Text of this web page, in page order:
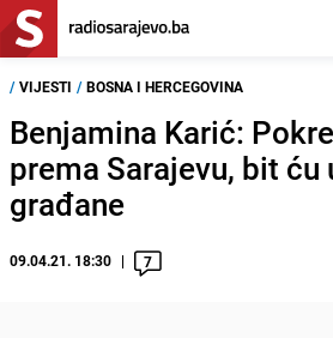
/ VIJESTI / BOSNA I HERCEGOVINA
Benjamina Karić:
prema Sarajevu, bit ću
građane
09.04.21. 18:30 7